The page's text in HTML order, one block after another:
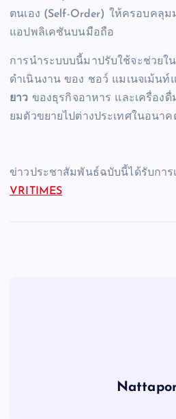
ตนเอง (Self-Order) ให้ครอบคลุ
แอปพลิเคชันบนมือถือ
การนำระบบบนี้มาปรับใช้จะช่วยใ
ดำเนินงาน ของ ชอว์ แมเนจเม้นท์
ยาว ของธุรกิจอาหาร และเครื่องดื่
ยมตัวขยายไปต่างประเทศในอนาค
ข่าวประชาสัมพันธ์ฉบับนี้ได้รับการ
VRITIMES